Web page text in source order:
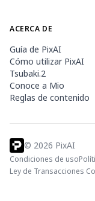
ACERCA DE
Guía de PixAI
Cómo utilizar PixAI
Tsubaki.2
Conoce a Mio
Reglas de contenido
© 2026 PixAI
Condiciones de uso
Ley de Transacciones